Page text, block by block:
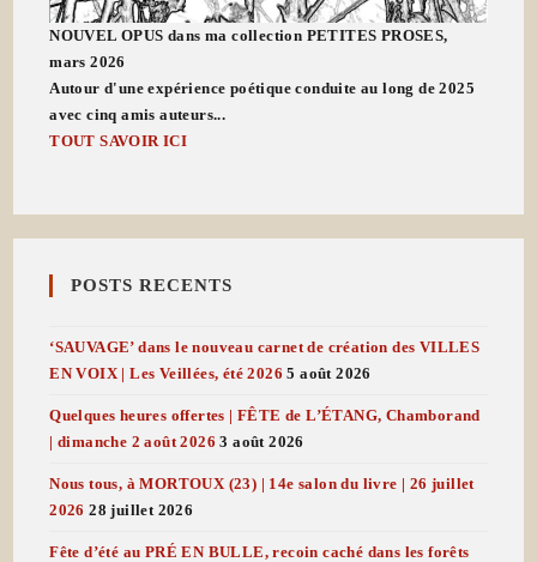
NOUVEL OPUS dans ma collection PETITES PROSES,
mars 2026
Autour d'une expérience poétique conduite au long de 2025
avec cinq amis auteurs...
TOUT SAVOIR ICI
POSTS RECENTS
‘SAUVAGE’ dans le nouveau carnet de création des VILLES
EN VOIX | Les Veillées, été 2026 5 août 2026
Quelques heures offertes | FÊTE de L’ÉTANG, Chamborand
| dimanche 2 août 2026 3 août 2026
Nous tous, à MORTOUX (23) | 14e salon du livre | 26 juillet
2026 28 juillet 2026
Fête d’été au PRÉ EN BULLE, recoin caché dans les forêts